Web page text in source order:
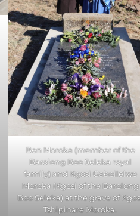
Ben Moroka (member of the
Barolong Boo Seleka royal
family) and Kgosi Gaboilelwe
Moroka (Kgosi of the Barolong
Boo Seleka) at the grave of
Tshipinare Moroka.